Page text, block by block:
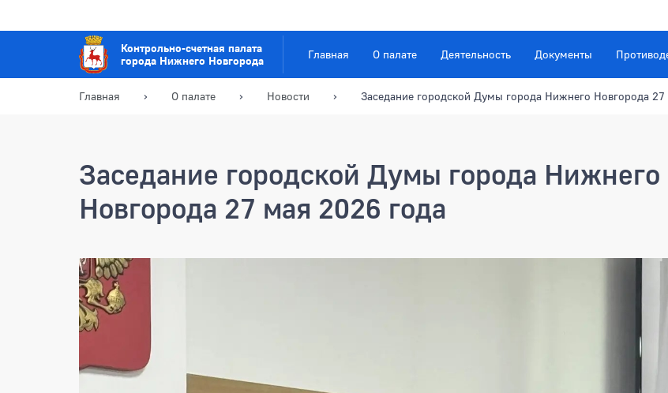
Контрольно-счетная палата
города Нижнего Новгорода
Главная О палате Деятельность Документы
Главная О палате Новости Заседание городской Думы города Нижнего Новгорода
Заседание городской Думы города Нижнего
Новгорода 27 мая 2026 года
Заседание городской Думы города Нижнего